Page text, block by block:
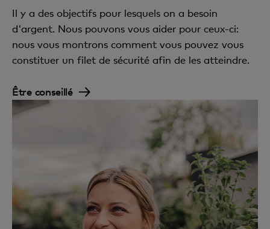
Il y a des objectifs pour lesquels on a besoin
d'argent. Nous pouvons vous aider pour ceux-ci:
nous vous montrons comment vous pouvez vous
constituer un filet de sécurité afin de les atteindre.
Être conseillé